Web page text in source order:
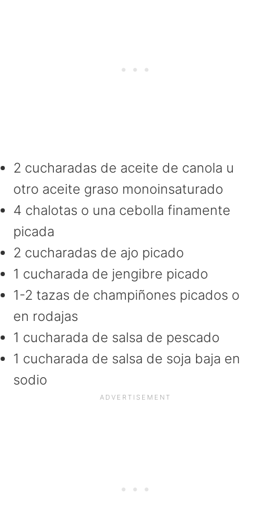
2 cucharadas de aceite de canola u
otro aceite graso monoinsaturado
4 chalotas o una cebolla finamente
picada
2 cucharadas de ajo picado
1 cucharada de jengibre picado
1-2 tazas de champiñones picados o
en rodajas
1 cucharada de salsa de pescado
1 cucharada de salsa de soja baja en
sodio